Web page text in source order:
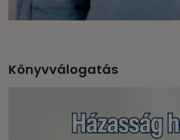
Könyvválogatás